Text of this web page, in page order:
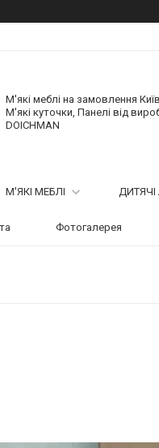
М'які меблі на замовлення
М'які куточки, Панелі від
DOICHMAN
М'ЯКІ МЕБЛІ
Фотогалерея